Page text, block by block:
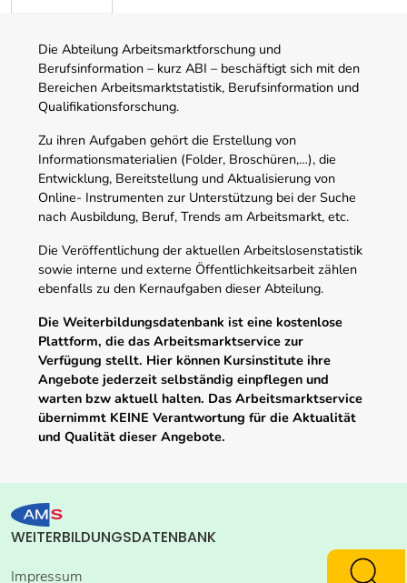
Die Abteilung Arbeitsmarktforschung und
Berufsinformation – kurz ABI – beschäftigt sich mit den
Bereichen Arbeitsmarktstatistik, Berufsinformation und
Qualifikationsforschung.
Zu ihren Aufgaben gehört die Erstellung von
Informationsmaterialien (Folder, Broschüren,…), die
Entwicklung, Bereitstellung und Aktualisierung von
Online- Instrumenten zur Unterstützung bei der Suche
nach Ausbildung, Beruf, Trends am Arbeitsmarkt, etc.
Die Veröffentlichung der aktuellen Arbeitslosenstatistik
sowie interne und externe Öffentlichkeitsarbeit zählen
ebenfalls zu den Kernaufgaben dieser Abteilung.
Die Weiterbildungsdatenbank ist eine kostenlose
Plattform, die das Arbeitsmarktservice zur
Verfügung stellt. Hier können Kursinstitute ihre
Angebote jederzeit selbständig einpflegen und
warten bzw aktuell halten. Das Arbeitsmarktservice
übernimmt KEINE Verantwortung für die Aktualität
und Qualität dieser Angebote.
WEITERBILDUNGSDATENBANK
Impressum